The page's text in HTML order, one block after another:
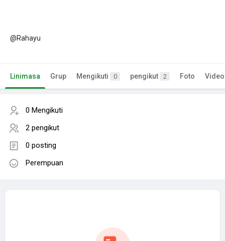
@Rahayu
Linimasa Grup Mengikuti 0 pengikut 2 Foto Video
0 Mengikuti
2 pengikut
0 posting
Perempuan